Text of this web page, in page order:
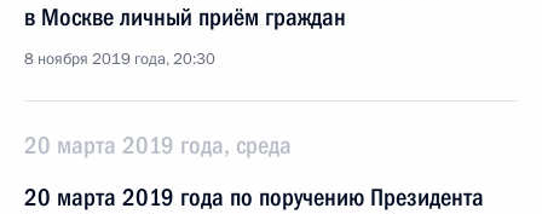
в Москве личный приём граждан
8 ноября 2019 года, 20:30
20 марта 2019 года, среда
20 марта 2019 года по поручению Президента